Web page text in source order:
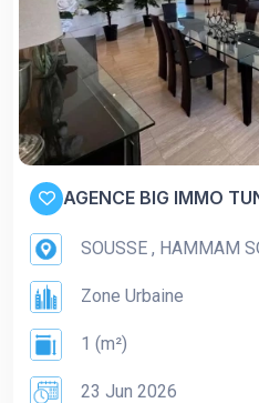
AGENCE BIG IMMO
SOUSSE , HAMMAM
Zone Urbaine
1 (m²)
23 Jun 2026